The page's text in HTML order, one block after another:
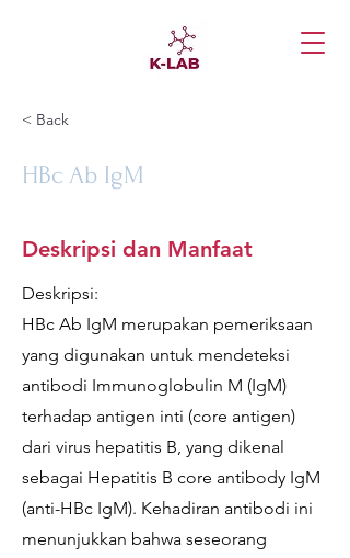
< Back
HBc Ab IgM
Deskripsi dan Manfaat
Deskripsi:
HBc Ab IgM merupakan pemeriksaan
yang digunakan untuk mendeteksi
antibodi Immunoglobulin M (IgM)
terhadap antigen inti (core antigen)
dari virus hepatitis B, yang dikenal
sebagai Hepatitis B core antibody IgM
(anti-HBc IgM). Kehadiran antibodi ini
menunjukkan bahwa seseorang